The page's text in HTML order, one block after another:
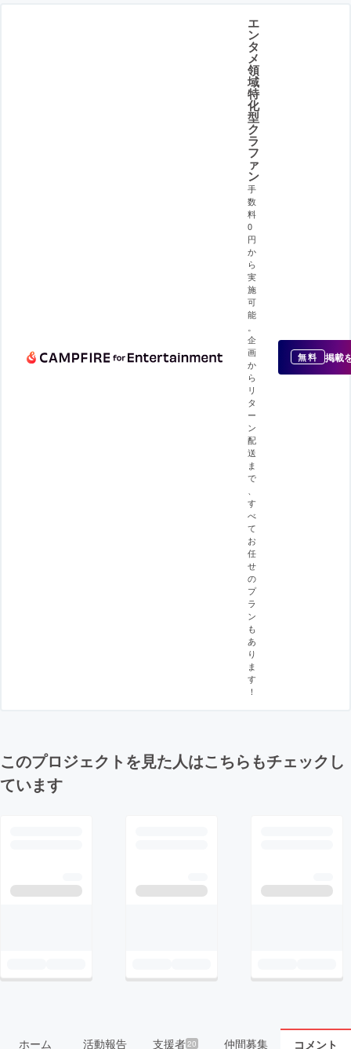
エ
ン
タ
メ
領
域
特
化
型
ク
ラ
フ
ァ
ン
手
数
料
0
円
か
ら
実
施
可
能
企
画
か
ら
リ
タ
ー
ン
配
送
ま
で
す
べ
て
お
任
せ
の
プ
ラ
ン
も
あ
り
ま
す
！
無料 掲載
このプロジェクトを見た人はこちらもチェックし
ています
ホーム 活動報告 支援者20 仲間募集 コメント